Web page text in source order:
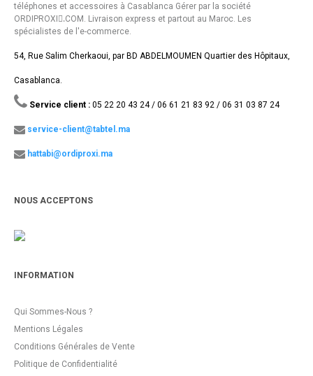
téléphones et accessoires à Casablanca Gérer par la société
ORDIPROXI.ِCOM. Livraison express et partout au Maroc. Les
spécialistes de l'e-commerce.
54, Rue Salim Cherkaoui, par BD ABDELMOUMEN Quartier des Hôpitaux,
Casablanca.
Service client : 05 22 20 43 24 / 06 61 21 83 92 / 06 31 03 87 24
service-client@tabtel.ma
hattabi@ordiproxi.ma
NOUS ACCEPTONS
INFORMATION
Qui Sommes-Nous ?
Mentions Légales
Conditions Générales de Vente
Politique de Confidentialité